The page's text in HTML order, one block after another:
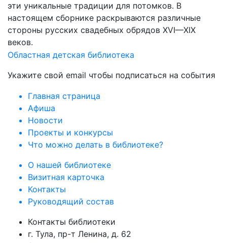
эти уникальные традиции для потомков. В
настоящем сборнике раскрываются различные
стороны русских свадебных обрядов XVI—XIX
веков.
Областная детская библиотека
Укажите свой email чтобы подписаться на события
Главная страница
Афиша
Новости
Проекты и конкурсы
Что можно делать в библиотеке?
О нашей библиотеке
Визитная карточка
Контакты
Руководящий состав
Контакты библиотеки
г. Тула, пр-т Ленина, д. 62